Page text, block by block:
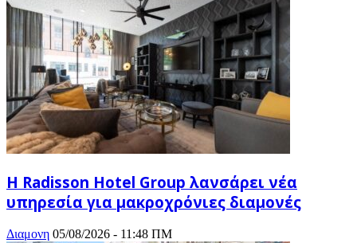
Η Radisson Hotel Group λανσάρει νέα
υπηρεσία για μακροχρόνιες διαμονές
Διαμονη 05/08/2026 - 11:48 ΠΜ